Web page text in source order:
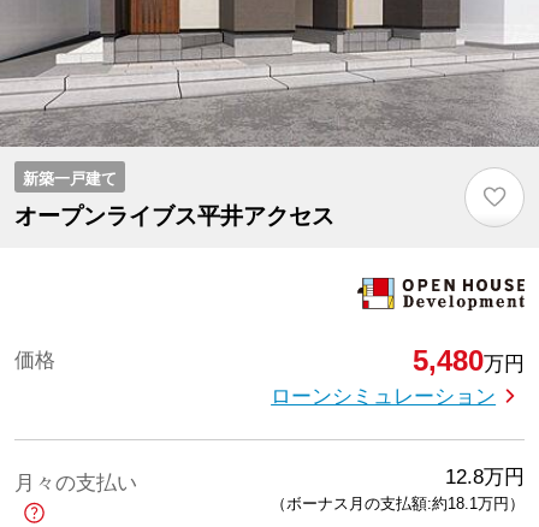
新築一戸建て
オープンライブス平井アクセス
♡
価格 5,480万円
ローンシミュレーション
月々の支払い 12.8万円
（ボーナス月の支払額:約18.1万円 ）